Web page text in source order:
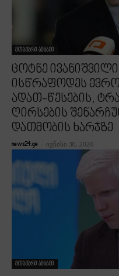
მთავარი ამბავი
ცოტნე
ისწრაფოდეს
ადათ-წესების,
ღირსების
დათმობის ხარჯზე
news24.ge ივნისი 30, 2026
მთავარი ამბავი